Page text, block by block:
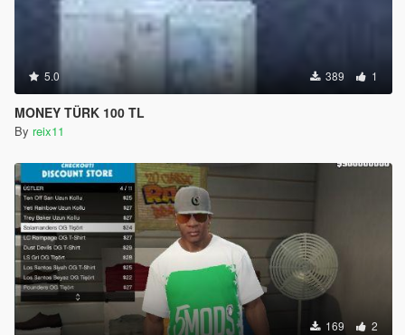
5.0 389 1
MONEY TÜRK 100 TL
By reix11
169 2